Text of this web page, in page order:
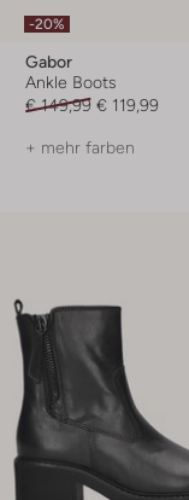
-20%
Gabor
Ankle Boots
€ 149,99 € 119,99
+ mehr farben